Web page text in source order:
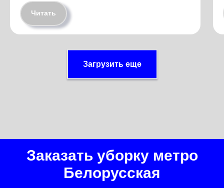
Читать
Загрузить еще
Заказать уборку метро
Белорусская